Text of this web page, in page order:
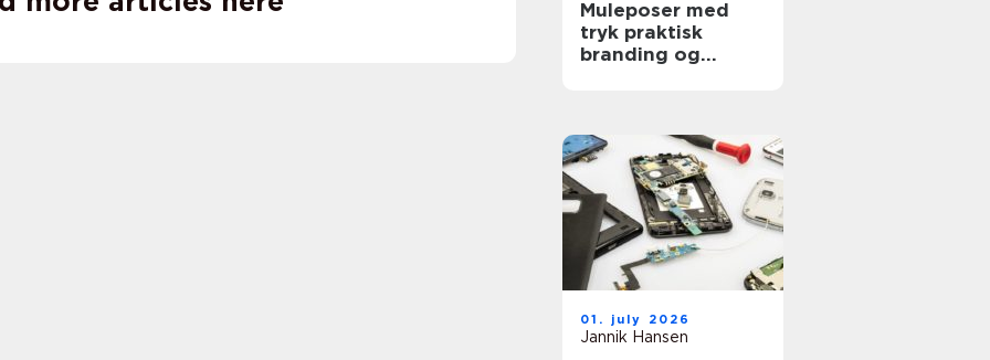
Muleposer med
tryk praktisk
branding og
01. july 2026
Jannik Hansen